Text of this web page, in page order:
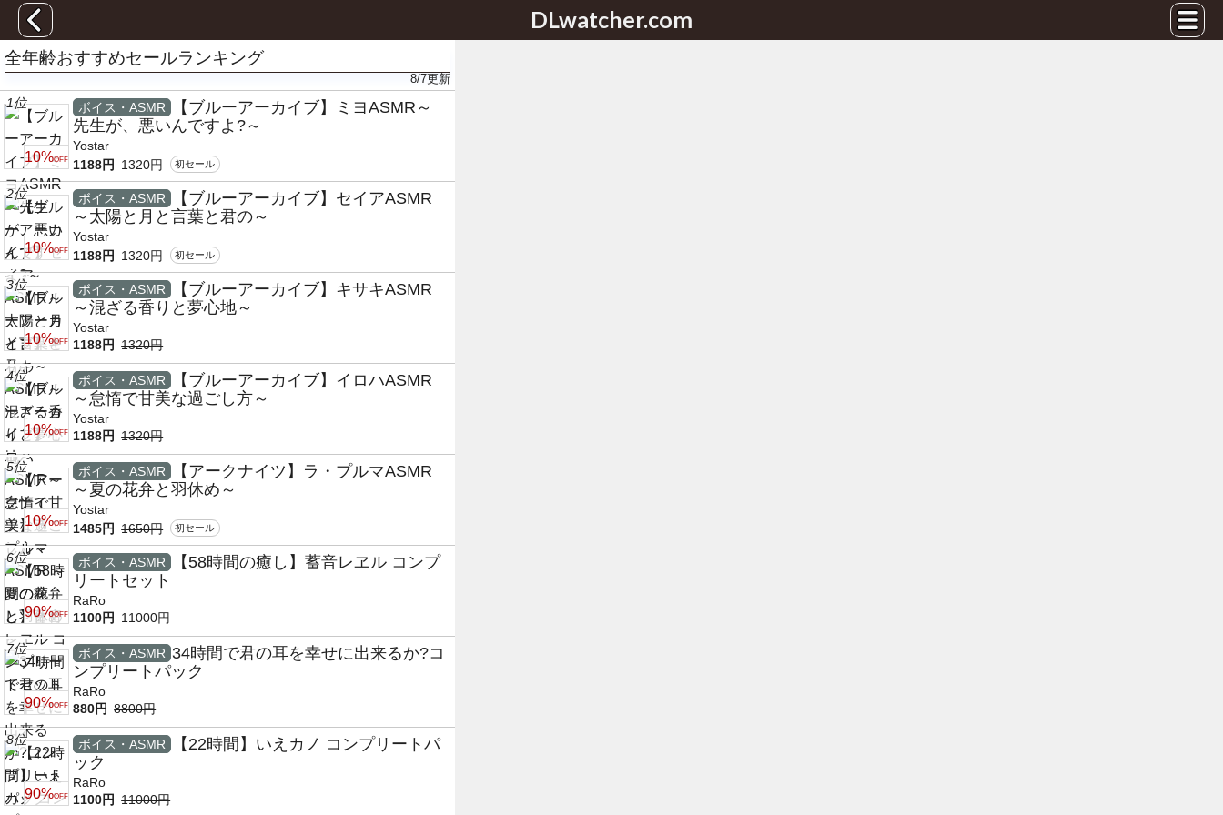
DLwatcher.com
全年齢おすすめセールランキング
8/7更新
1位
10%OFF
ボイス・ASMR
【ブルーアーカイブ】ミヨASMR～
先生が、悪いんですよ?～
Yostar
1188円 1320円 初セール
2位
10%OFF
ボイス・ASMR
【ブルーアーカイブ】セイアASMR
～太陽と月と言葉と君の～
Yostar
1188円 1320円 初セール
3位
10%OFF
ボイス・ASMR
【ブルーアーカイブ】キサキASMR
～混ざる香りと夢心地～
Yostar
1188円 1320円
4位
10%OFF
ボイス・ASMR
【ブルーアーカイブ】イロハASMR
～怠惰で甘美な過ごし方～
Yostar
1188円 1320円
5位
10%OFF
ボイス・ASMR
【アークナイツ】ラ・プルマASMR
～夏の花弁と羽休め～
Yostar
1485円 1650円 初セール
6位
90%OFF
ボイス・ASMR
【58時間の癒し】蓄音レヱル コンプ
リートセット
RaRo
1100円 11000円
7位
90%OFF
ボイス・ASMR 34時間で君の耳を幸せに出来るか?コ
ンプリートパック
RaRo
880円 8800円
8位
90%OFF
ボイス・ASMR
【22時間】いえカノ コンプリートパ
ック
RaRo
1100円 11000円